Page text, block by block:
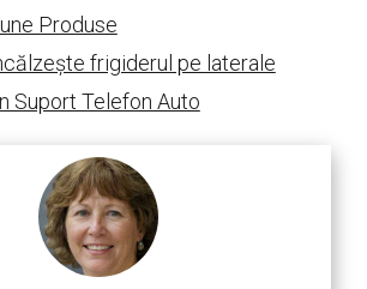
Produse
frigiderul pe laterale
Suport Telefon Auto